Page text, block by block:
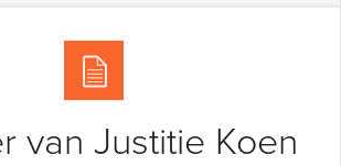
van Justitie Koen